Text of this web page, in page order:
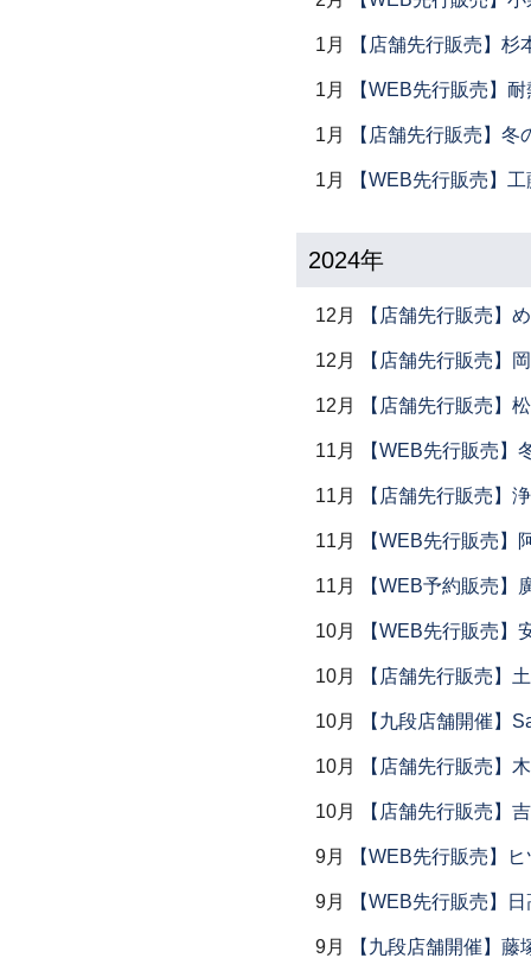
1月 【店舗先行販売】
1月 【WEB先行販売】
1月 【店舗先行販売】冬
1月 【WEB先行販売】
2024年
12月 【店舗先行販売】
12月 【店舗先行販売】
12月 【店舗先行販売】
11月 【WEB先行販売】
11月 【店舗先行販売】
11月 【WEB先行販売】
11月 【WEB予約販売】
10月 【WEB先行販売】
10月 【店舗先行販売】
10月 【九段店舗開催】
10月 【店舗先行販売】
10月 【店舗先行販売】
9月 【WEB先行販売】
9月 【WEB先行販売】
9月 【九段店舗開催】藤